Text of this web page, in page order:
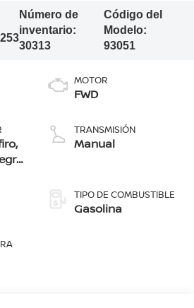
Número de
inventario:
30313
Código del
Modelo:
93051
MOTOR
FWD
TRANSMISIÓN
Manual
TIPO DE COMBUSTIBLE
Gasolina